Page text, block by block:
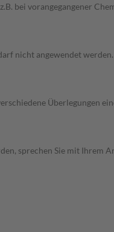
bei vorangegangener
nicht angewendet werden.
Überlegungen
sprechen Sie mit Ihrem